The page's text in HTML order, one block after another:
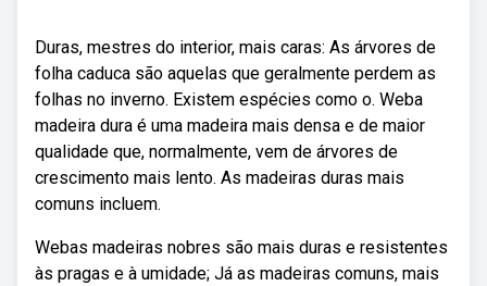
Duras, mestres do interior, mais caras: As árvores de
folha caduca são aquelas que geralmente perdem as
folhas no inverno. Existem espécies como o. Weba
madeira dura é uma madeira mais densa e de maior
qualidade que, normalmente, vem de árvores de
crescimento mais lento. As madeiras duras mais
comuns incluem.
Webas madeiras nobres são mais duras e resistentes
às pragas e à umidade; Já as madeiras comuns, mais